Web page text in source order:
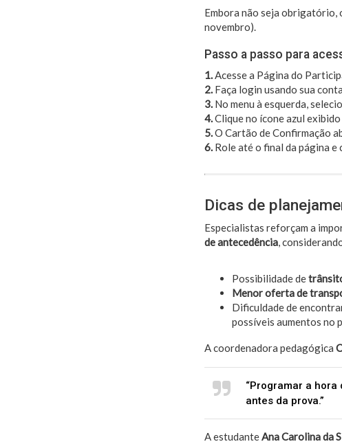
Embora não seja obrigatório,
novembro).
Passo a passo para
1.Acesse a Página do
2. Faça login usando sua
3. No menu à esquerda,
4.Clique no ícone azul
5.O Cartão de Confirmação
6. Role até o final da página e
Dicas de
Especialistas reforçam a
de antecedência,
Possibilidade de
Menor oferta de
Dificuldade de
possíveis aumentos no
A coordenadora pedagógica
“Programar a
antes da prova.”
A estudanteAna Carolina da